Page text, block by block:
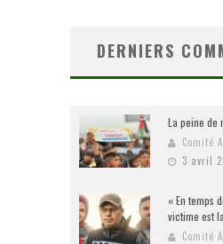
DERNIERS
La peine de
Comité
3 avril
« En temps
victime est
Comité